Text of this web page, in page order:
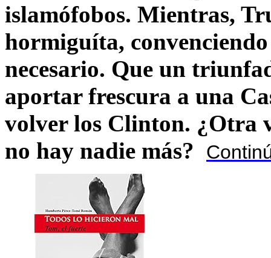
islamófobos. Mientras,
hormiguíta,
necesario. Que un
aportar frescura a una
volver los Clinton. ¿Otra
no hay nadie más?